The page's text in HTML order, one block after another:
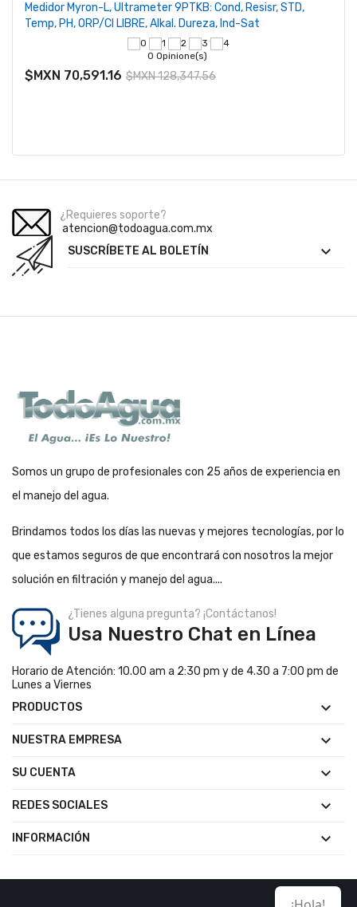
Medidor Myron-L, Ultrameter 9PTKB: Cond, Resisr, STD,
Temp, PH, ORP/CI LIBRE, Alkal. Dureza, Ind-Sat
0 Opinione(s)
$MXN 70,591.16 $MXN 128,347.56
¿Requieres soporte?
atencion@todoagua.com.mx
SUSCRÍBETE AL BOLETÍN

Somos un grupo de profesionales con 25 años de experiencia en
el manejo del agua.
Brindamos todos los días las nuevas y mejores tecnologías, por lo
que estamos seguros de que encontrará con nosotros la mejor
solución en filtración y manejo del agua....
¿Tienes alguna pregunta? ¡Contáctanos!
Usa Nuestro Chat en Línea
Horario de Atención: 10.00 am a 2:30 pm y de 4.30 a 7:00 pm de
Lunes a Viernes
PRODUCTOS

NUESTRA EMPRESA 
SU CUENTA 
REDES SOCIALES 
INFORMACIÓN 